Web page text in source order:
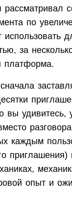
по
использовать
за
платформа.
вы удивитесь,
каждым
опыт и